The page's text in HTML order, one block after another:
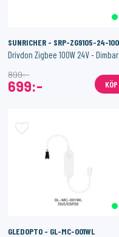
699:-
899:-
KÖP
GLEDOPTO - GL-MC-001WL